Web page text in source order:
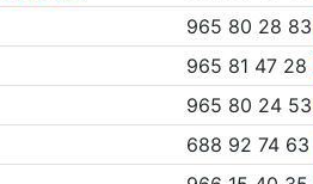
965 80 28 83
965 81 47 28
965 80 24 53
688 92 74 63